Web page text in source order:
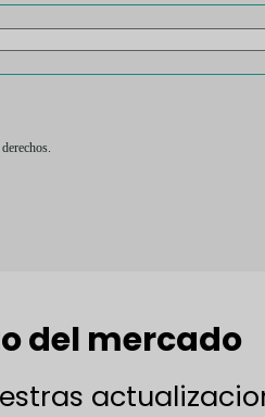
del mercado